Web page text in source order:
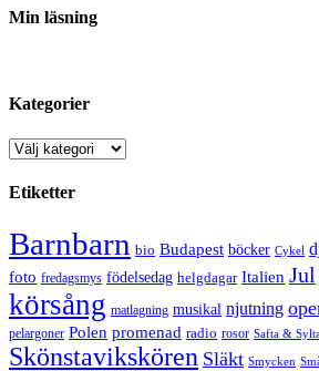
Min läsning
Kategorier
Kategorier
Etiketter
Barnbarn bio Budapest böcker Cykel
foto fredagsmys födelsedag helgdagar Italien Jul
körsång matlagning musikal njutning
pelargoner Polen promenad radio rosor Safta &
Skönstavikskören Släkt Smycken